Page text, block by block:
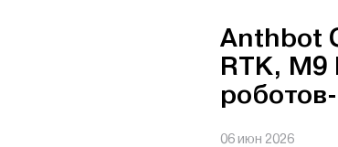
Anthbot
RTK,
06 июн 2026